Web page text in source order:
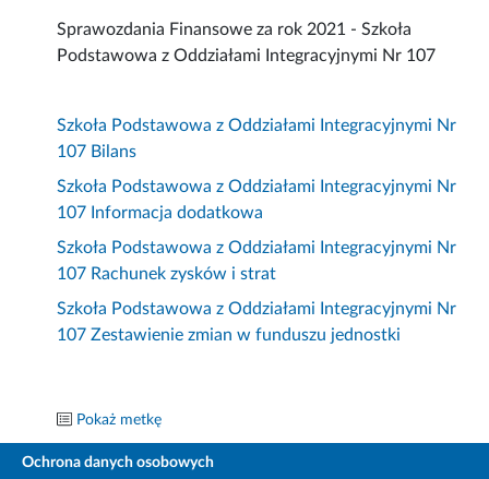
Sprawozdania Finansowe za rok 2021 - Szkoła
Podstawowa z Oddziałami Integracyjnymi Nr 107
Szkoła Podstawowa z Oddziałami Integracyjnymi Nr
107 Bilans
Szkoła Podstawowa z Oddziałami Integracyjnymi Nr
107 Informacja dodatkowa
Szkoła Podstawowa z Oddziałami Integracyjnymi Nr
107 Rachunek zysków i strat
Szkoła Podstawowa z Oddziałami Integracyjnymi Nr
107 Zestawienie zmian w funduszu jednostki
Pokaż metkę
Ochrona danych osobowych